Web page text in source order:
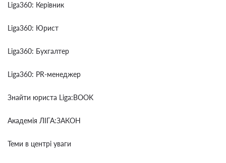
Liga360: Керівник
Liga360: Юрист
Liga360: Бухгалтер
Liga360: PR-менеджер
Знайти юриста Liga:BOOK
Академія ЛІГА:ЗАКОН
Теми в центрі уваги